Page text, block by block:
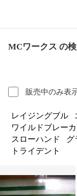
MCワークス の
販売中のみ表
レイジングブル
ワイルドブレー
スローハンド
グ
トライデント